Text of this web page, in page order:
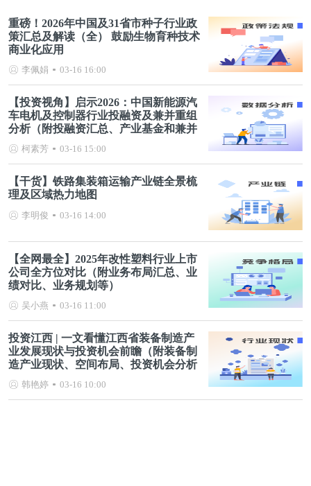
重磅！2026年中国及31省市种子行业政
策汇总及解读（全） 鼓励生物育种技术
商业化应用
李佩娟 03-16 16:00
【投资视角】启示2026：中国新能源汽
车电机及控制器行业投融资及兼并重组
分析（附投融资汇总、产业基金和兼并
重组等）
柯素芳 03-16 15:00
【干货】铁路集装箱运输产业链全景梳
理及区域热力地图
李明俊 03-16 14:00
【全网最全】2025年改性塑料行业上市
公司全方位对比（附业务布局汇总、业
绩对比、业务规划等）
吴小燕 03-16 11:00
投资江西 | 一文看懂江西省装备制造产
业发展现状与投资机会前瞻（附装备制
造产业现状、空间布局、投资机会分析
等）
韩艳婷 03-16 10:00